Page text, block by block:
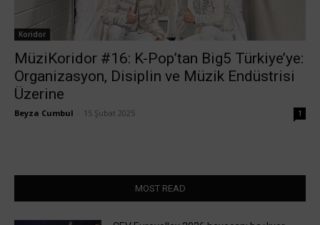
Koridor
MüziKoridor #16: K-Pop’tan Big5 Türkiye’ye:
Organizasyon, Disiplin ve Müzik Endüstrisi
Üzerine
Beyza Cumbul 15 Şubat 2025 1
MOST READ